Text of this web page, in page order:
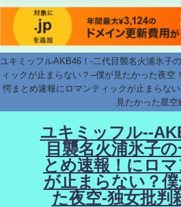
ユキミッフルAKB46！-二代目襲名火浦氷子
ィックが止まらない？--僕が見たかった夜空
愕まとめ速報にロマンティックが止まらな
見たかった星空
ユキミッフル--
目襲名火浦氷子
とめ速報！にロ
が止まらない？
た夜空-独女批判